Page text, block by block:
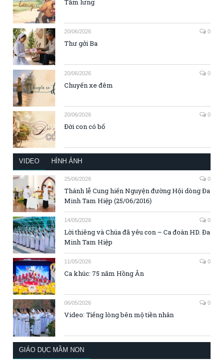
Tấm lưng
20/06/2026 0
Thư gởi Ba
20/06/2026 0
Chuyến xe đêm
20/06/2026 0
Đời con có bố
VIDEO HÌNH ẢNH
25/06/2026 0
Thánh lễ Cung hiến Nguyện đường Hội dòng Đa
Minh Tam Hiệp (25/06/2016)
14/05/2026 0
Lời thiêng và Chúa đã yêu con – Ca đoàn HD. Đa
Minh Tam Hiệp
11/05/2026 0
Ca khúc: 75 năm Hồng Ân
06/05/2026 0
Video: Tiếng lòng bên mộ tiền nhân
GIÁO DỤC MẦM NON